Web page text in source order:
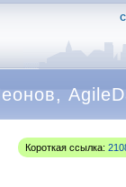
Короткая ссылка: